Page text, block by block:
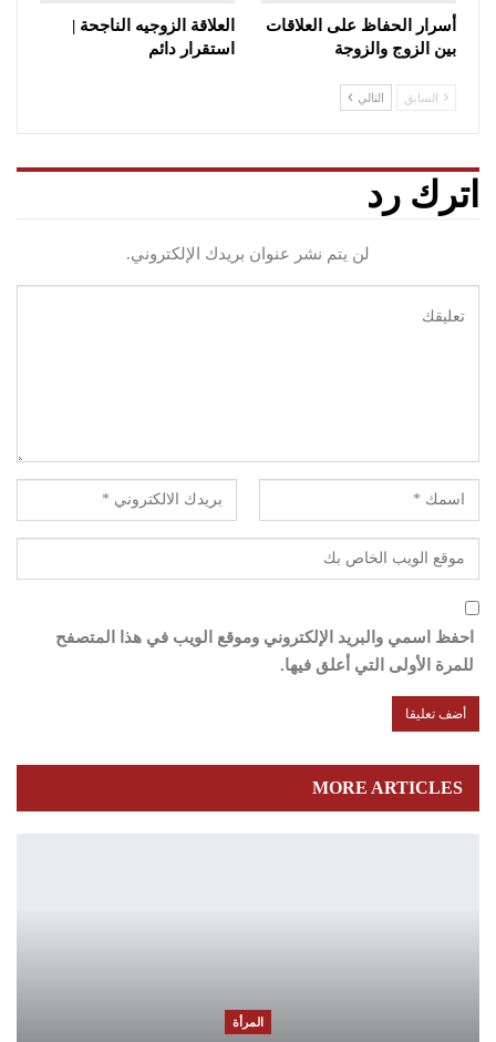
أسرار الحفاظ على العلاقات
بين الزوج والزوجة
العلاقة الزوجيه الناجحة |
استقرار دائم
السابق التالي
اترك رد
لن يتم نشر عنوان بريدك الإلكتروني.
احفظ اسمي والبريد الإلكتروني وموقع الويب في هذا المتصفح
للمرة الأولى التي أعلق فيها.
MORE ARTICLES
المرأة